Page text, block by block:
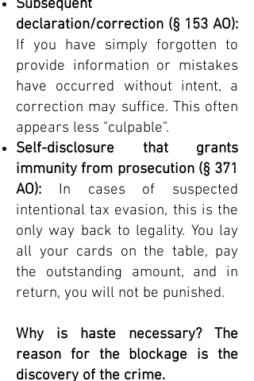
Subsequent
declaration/correction (§ 153 AO):
If you have simply forgotten to
provide information or mistakes
have occurred without intent, a
correction may suffice. This often
appears less "culpable".
Self-disclosure that grants
immunity from prosecution (§ 371
AO): In cases of suspected
intentional tax evasion, this is the
only way back to legality. You lay
all your cards on the table, pay
the outstanding amount, and in
return, you will not be punished.
Why is haste necessary? The
reason for the blockage is the
discovery of the crime.